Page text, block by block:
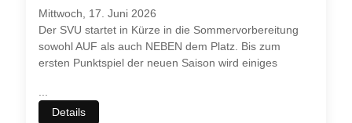
Mittwoch, 17. Juni 2026
Der SVU startet in Kürze in die Sommervorbereitung
sowohl AUF als auch NEBEN dem Platz. Bis zum
ersten Punktspiel der neuen Saison wird einiges
...
Details